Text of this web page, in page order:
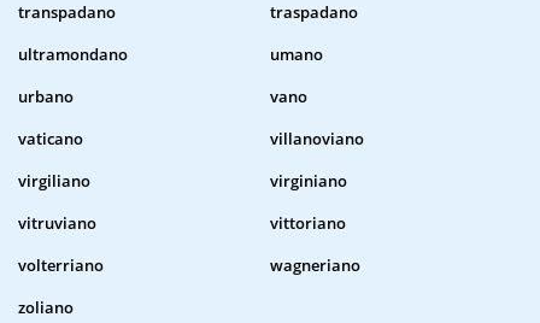
transpadano
traspadano
ultramondano
umano
urbano
vano
vaticano
villanoviano
virgiliano
virginiano
vitruviano
vittoriano
volterriano
wagneriano
zoliano